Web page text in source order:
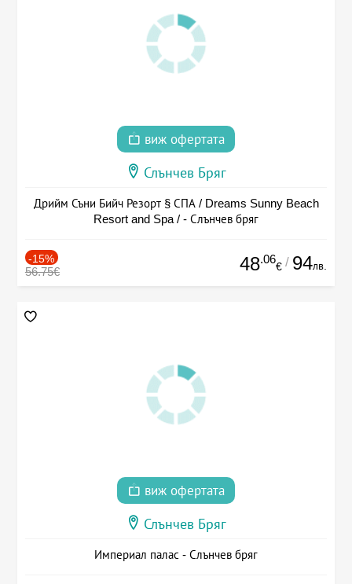
виж офертата
Слънчев Бряг
Дрийм Съни Бийч Резорт § СПА / Dreams Sunny Beach
Resort and Spa / - Слънчев бряг
-15%
56.75€ 48.06
€ / 94лв.
виж офертата
Слънчев Бряг
Империал палас - Слънчев бряг